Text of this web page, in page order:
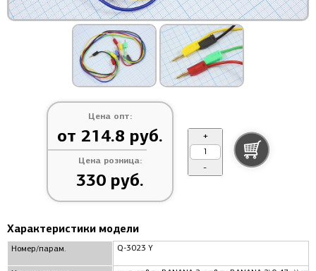
Цена опт:
от 214.8 руб.
Цена розница:
330 руб.
+
-
Характеристики модели
Номер/парам. Q-3023 Y